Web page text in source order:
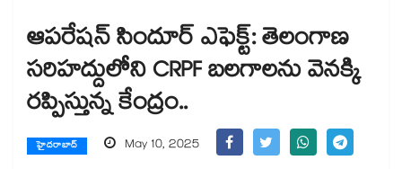
ఆపరేషన్ సిందూర్ ఎఫెక్ట్: తెలంగాణ
సరిహద్దులోని CRPF బలగాలను వెనక్కి
రప్పిస్తున్న కేంద్రం..
హైదరాబాద్ May 10, 2025